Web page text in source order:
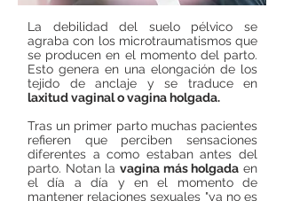
La debilidad del suelo pélvico se
agraba con los microtraumatismos que
se producen en el momento del parto.
Esto genera en una elongación de los
tejido de anclaje y se traduce en
laxitud vaginal o vagina holgada.
Tras un primer parto muchas pacientes
refieren que perciben sensaciones
diferentes a como estaban antes del
parto. Notan la vagina más holgada en
el día a día y en el momento de
mantener relaciones sexuales "ya no es